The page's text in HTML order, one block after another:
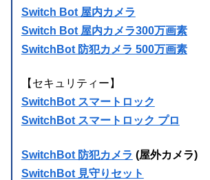
Switch Bot 屋内カメラ
Switch Bot 屋内カメラ300万画素
SwitchBot 防犯カメラ 500万画素
【セキュリティー】
SwitchBot スマートロック
SwitchBot スマートロック プロ
SwitchBot 防犯カメラ (屋外カメラ)
SwitchBot 見守りセット